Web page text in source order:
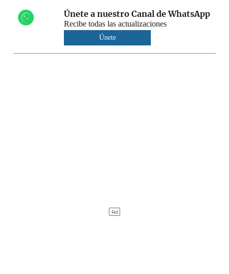
Únete a nuestro Canal de WhatsApp
Recibe todas las actualizaciones
Únete